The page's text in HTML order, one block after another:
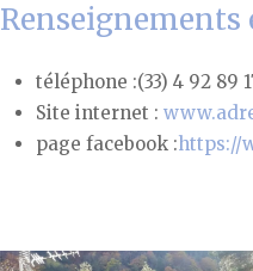
téléphone :(33) 4 92 89
Site internet :
page facebook :https://